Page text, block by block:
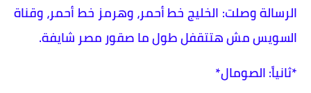
الرسالة وصلت: الخليج خط أحمر، وهرمز خط أحمر، وقناة
السويس مش هتتقفل طول ما صقور مصر شايفة.
*ثانياً: الصومال*